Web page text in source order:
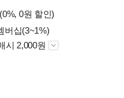
0원 할인)
버십(3~1%)
시 2,000원